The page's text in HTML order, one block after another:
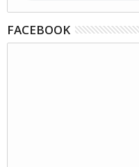
FACEBOOK